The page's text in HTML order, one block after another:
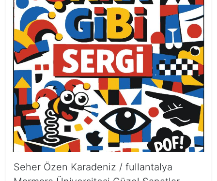
Seher Özen Karadeniz / fullantalya